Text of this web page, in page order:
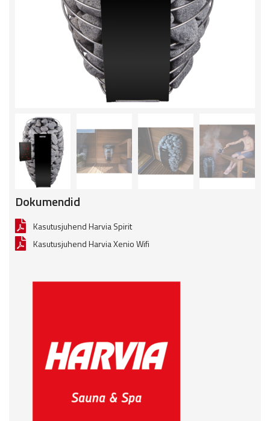
Dokumendid
Kasutusjuhend Harvia Spirit
Kasutusjuhend Harvia Xenio Wifi